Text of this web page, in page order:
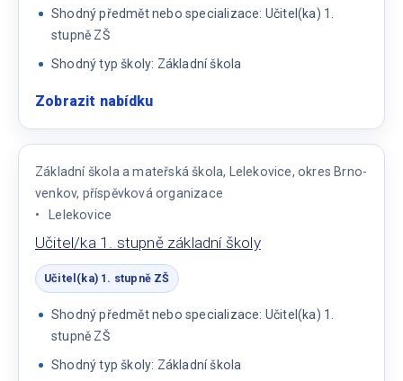
Shodný předmět nebo specializace: Učitel(ka) 1.
stupně ZŠ
Shodný typ školy: Základní škola
Zobrazit nabídku:
/
učitelka
1.
Základní škola a mateřská škola, Lelekovice, okres Brno-
venkov, příspěvková organizace
Lelekovice
Učitel/ka 1. stupně základní školy
Učitel(ka) 1. stupně ZŠ
Shodný předmět nebo specializace: Učitel(ka) 1.
stupně ZŠ
Shodný typ školy: Základní škola